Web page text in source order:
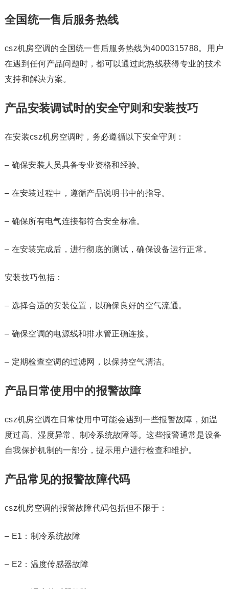
全国统一售后服务热线
csz机房空调的全国统一售后服务热线为4000315788。用户
在遇到任何产品问题时，都可以通过此热线获得专业的技术
支持和解决方案。
产品安装调试时的安全守则和安装技巧
在安装csz机房空调时，务必遵循以下安全守则：
– 确保安装人员具备专业资格和经验。
– 在安装过程中，遵循产品说明书中的指导。
– 确保所有电气连接都符合安全标准。
– 在安装完成后，进行彻底的测试，确保设备运行正常。
安装技巧包括：
– 选择合适的安装位置，以确保良好的空气流通。
– 确保空调的电源线和排水管正确连接。
– 定期检查空调的过滤网，以保持空气清洁。
产品日常使用中的报警故障
csz机房空调在日常使用中可能会遇到一些报警故障，如温
度过高、湿度异常、制冷系统故障等。这些报警通常是设备
自我保护机制的一部分，提示用户进行检查和维护。
产品常见的报警故障代码
csz机房空调的报警故障代码包括但不限于：
– E1：制冷系统故障
– E2：温度传感器故障